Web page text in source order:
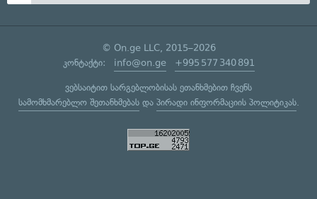
© On.ge LLC, 2015–2026
კონტაქტი: info@on.ge +995 577 340 891
ვებსაიტით სარგებლობისას ეთანხმებით ჩვენს
სამომხმარებლო შეთანხმებასდა პირადი ინფორმაციის პოლიტიკას.